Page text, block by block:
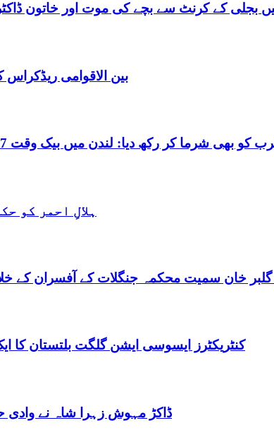
کے کرنٹ سے بچے کی موت اور خاتون
بین الاقوامی
لندن میں بیک وقت 7 یورپین مردوں کے ساتھ بے شرم حالت میں گرفتار
ہلالِ احمر کو
خان سمیت محکمہ جنگلات کے آفسران کے
کنٹریکٹرز ایسوسی ایشن گلگت بلتستان
ڈاکڑ مہوش زہرا شاہ نے وادی